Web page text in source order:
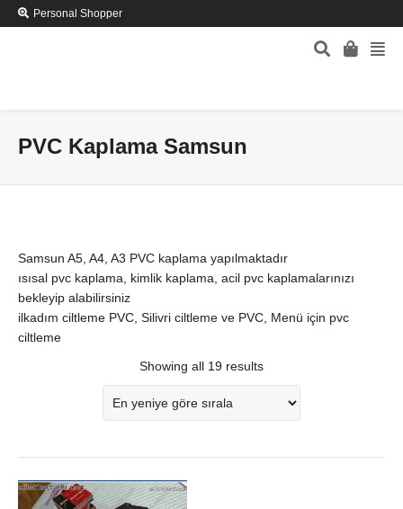
Personal Shopper
PVC Kaplama Samsun
Samsun A5, A4, A3 PVC kaplama yapılmaktadır
ısısal pvc kaplama, kimlik kaplama, acil pvc kaplamalarınızı
bekleyip alabilirsiniz
ilkadım ciltleme PVC, Silivri ciltleme ve PVC, Menü için pvc
ciltleme
Showing all 19 results